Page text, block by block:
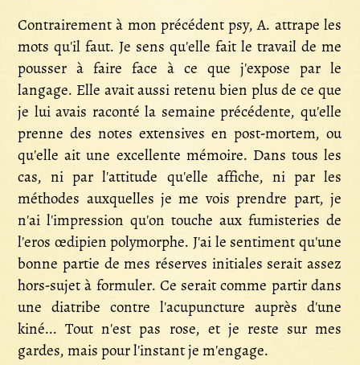
Contrairement à mon précédent psy, A. attrape les
mots qu'il faut. Je sens qu'elle fait le travail de me
pousser à faire face à ce que j'expose par le
langage. Elle avait aussi retenu bien plus de ce que
je lui avais raconté la semaine précédente, qu'elle
prenne des notes extensives en post-mortem, ou
qu'elle ait une excellente mémoire. Dans tous les
cas, ni par l'attitude qu'elle affiche, ni par les
méthodes auxquelles je me vois prendre part, je
n'ai l'impression qu'on touche aux fumisteries de
l'eros œdipien polymorphe. J'ai le sentiment qu'une
bonne partie de mes réserves initiales serait assez
hors-sujet à formuler. Ce serait comme partir dans
une diatribe contre l'acupuncture auprès d'une
kiné... Tout n'est pas rose, et je reste sur mes
gardes, mais pour l'instant je m'engage.